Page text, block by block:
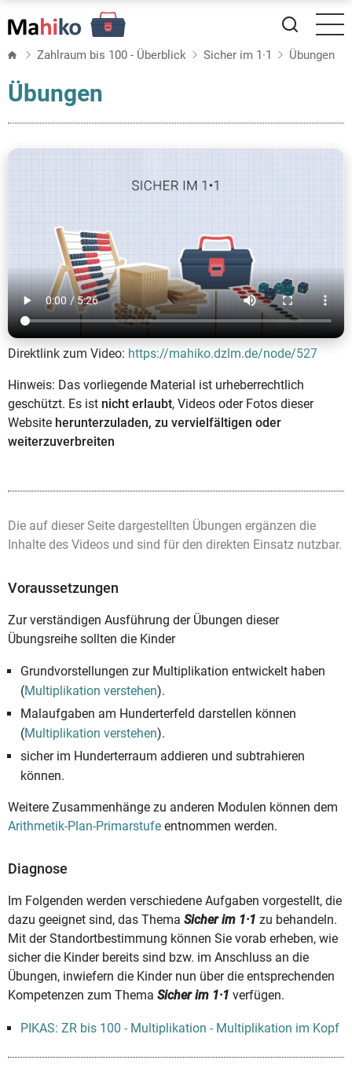
zum
Inhalt Zahlraum bis 100 - Überblick Sicher im 1·1 Übungen
Übungen
Direktlink zum Video: https://mahiko.dzlm.de/node/527
Hinweis: Das vorliegende Material ist urheberrechtlich
geschützt. Es ist nicht erlaubt, Videos oder Fotos dieser
Website herunterzuladen, zu vervielfältigen oder
weiterzuverbreiten
Die auf dieser Seite dargestellten Übungen ergänzen die
Inhalte des Videos und sind für den direkten Einsatz nutzbar.
Voraussetzungen
Zur verständigen Ausführung der Übungen dieser
Übungsreihe sollten die Kinder
Grundvorstellungen zur Multiplikation entwickelt haben
(Multiplikation verstehen).
Malaufgaben am Hunderterfeld darstellen können
(Multiplikation verstehen).
sicher im Hunderterraum addieren und subtrahieren
können.
Weitere Zusammenhänge zu anderen Modulen können dem
Arithmetik-Plan-Primarstufe entnommen werden.
Diagnose
Im Folgenden werden verschiedene Aufgaben vorgestellt, die
dazu geeignet sind, das Thema Sicher im 1·1 zu behandeln.
Mit der Standortbestimmung können Sie vorab erheben, wie
sicher die Kinder bereits sind bzw. im Anschluss an die
Übungen, inwiefern die Kinder nun über die entsprechenden
Kompetenzen zum Thema Sicher im 1·1 verfügen.
PIKAS: ZR bis 100 - Multiplikation - Multiplikation im Kopf